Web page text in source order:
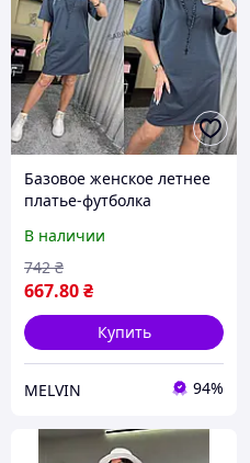
Базовое женское летнее
платье-футболка
день (Размеры 42-44),
Графит
В наличии
667.80₴
742 ₴
Купить
MELVIN 94%